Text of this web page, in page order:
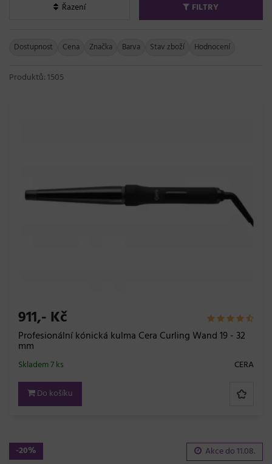
Řazení FILTRY
Dostupnost Cena Značka Barva Stav zboží Hodnocení
Produktů: 1505
911,- Kč
Profesionální kónická kulma Cera Curling Wand 19 - 32
mm
CERA
Skladem 7 ks
Do košíku
-20% Akce do11.08.